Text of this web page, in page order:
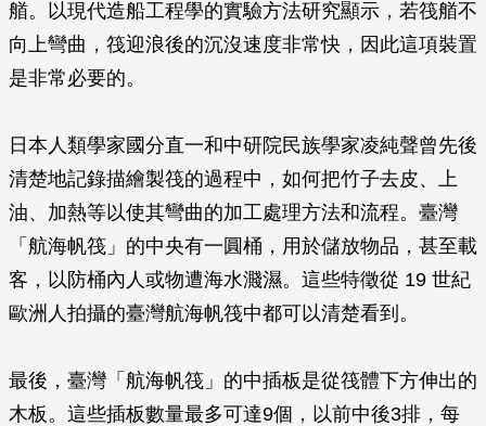
艏。以現代造船工程學的實驗方法研究顯示，若筏艏不
向上彎曲，筏迎浪後的沉沒速度非常快，因此這項裝置
是非常必要的。
日本人類學家國分直一和中研院民族學家凌純聲曾先後
清楚地記錄描繪製筏的過程中，如何把竹子去皮、上
油、加熱等以使其彎曲的加工處理方法和流程。臺灣
「航海帆筏」的中央有一圓桶，用於儲放物品，甚至載
客，以防桶內人或物遭海水濺濕。這些特徵從 19 世紀
歐洲人拍攝的臺灣航海帆筏中都可以清楚看到。
最後，臺灣「航海帆筏」的中插板是從筏體下方伸出的
木板。這些插板數量最多可達9個，以前中後3排，每